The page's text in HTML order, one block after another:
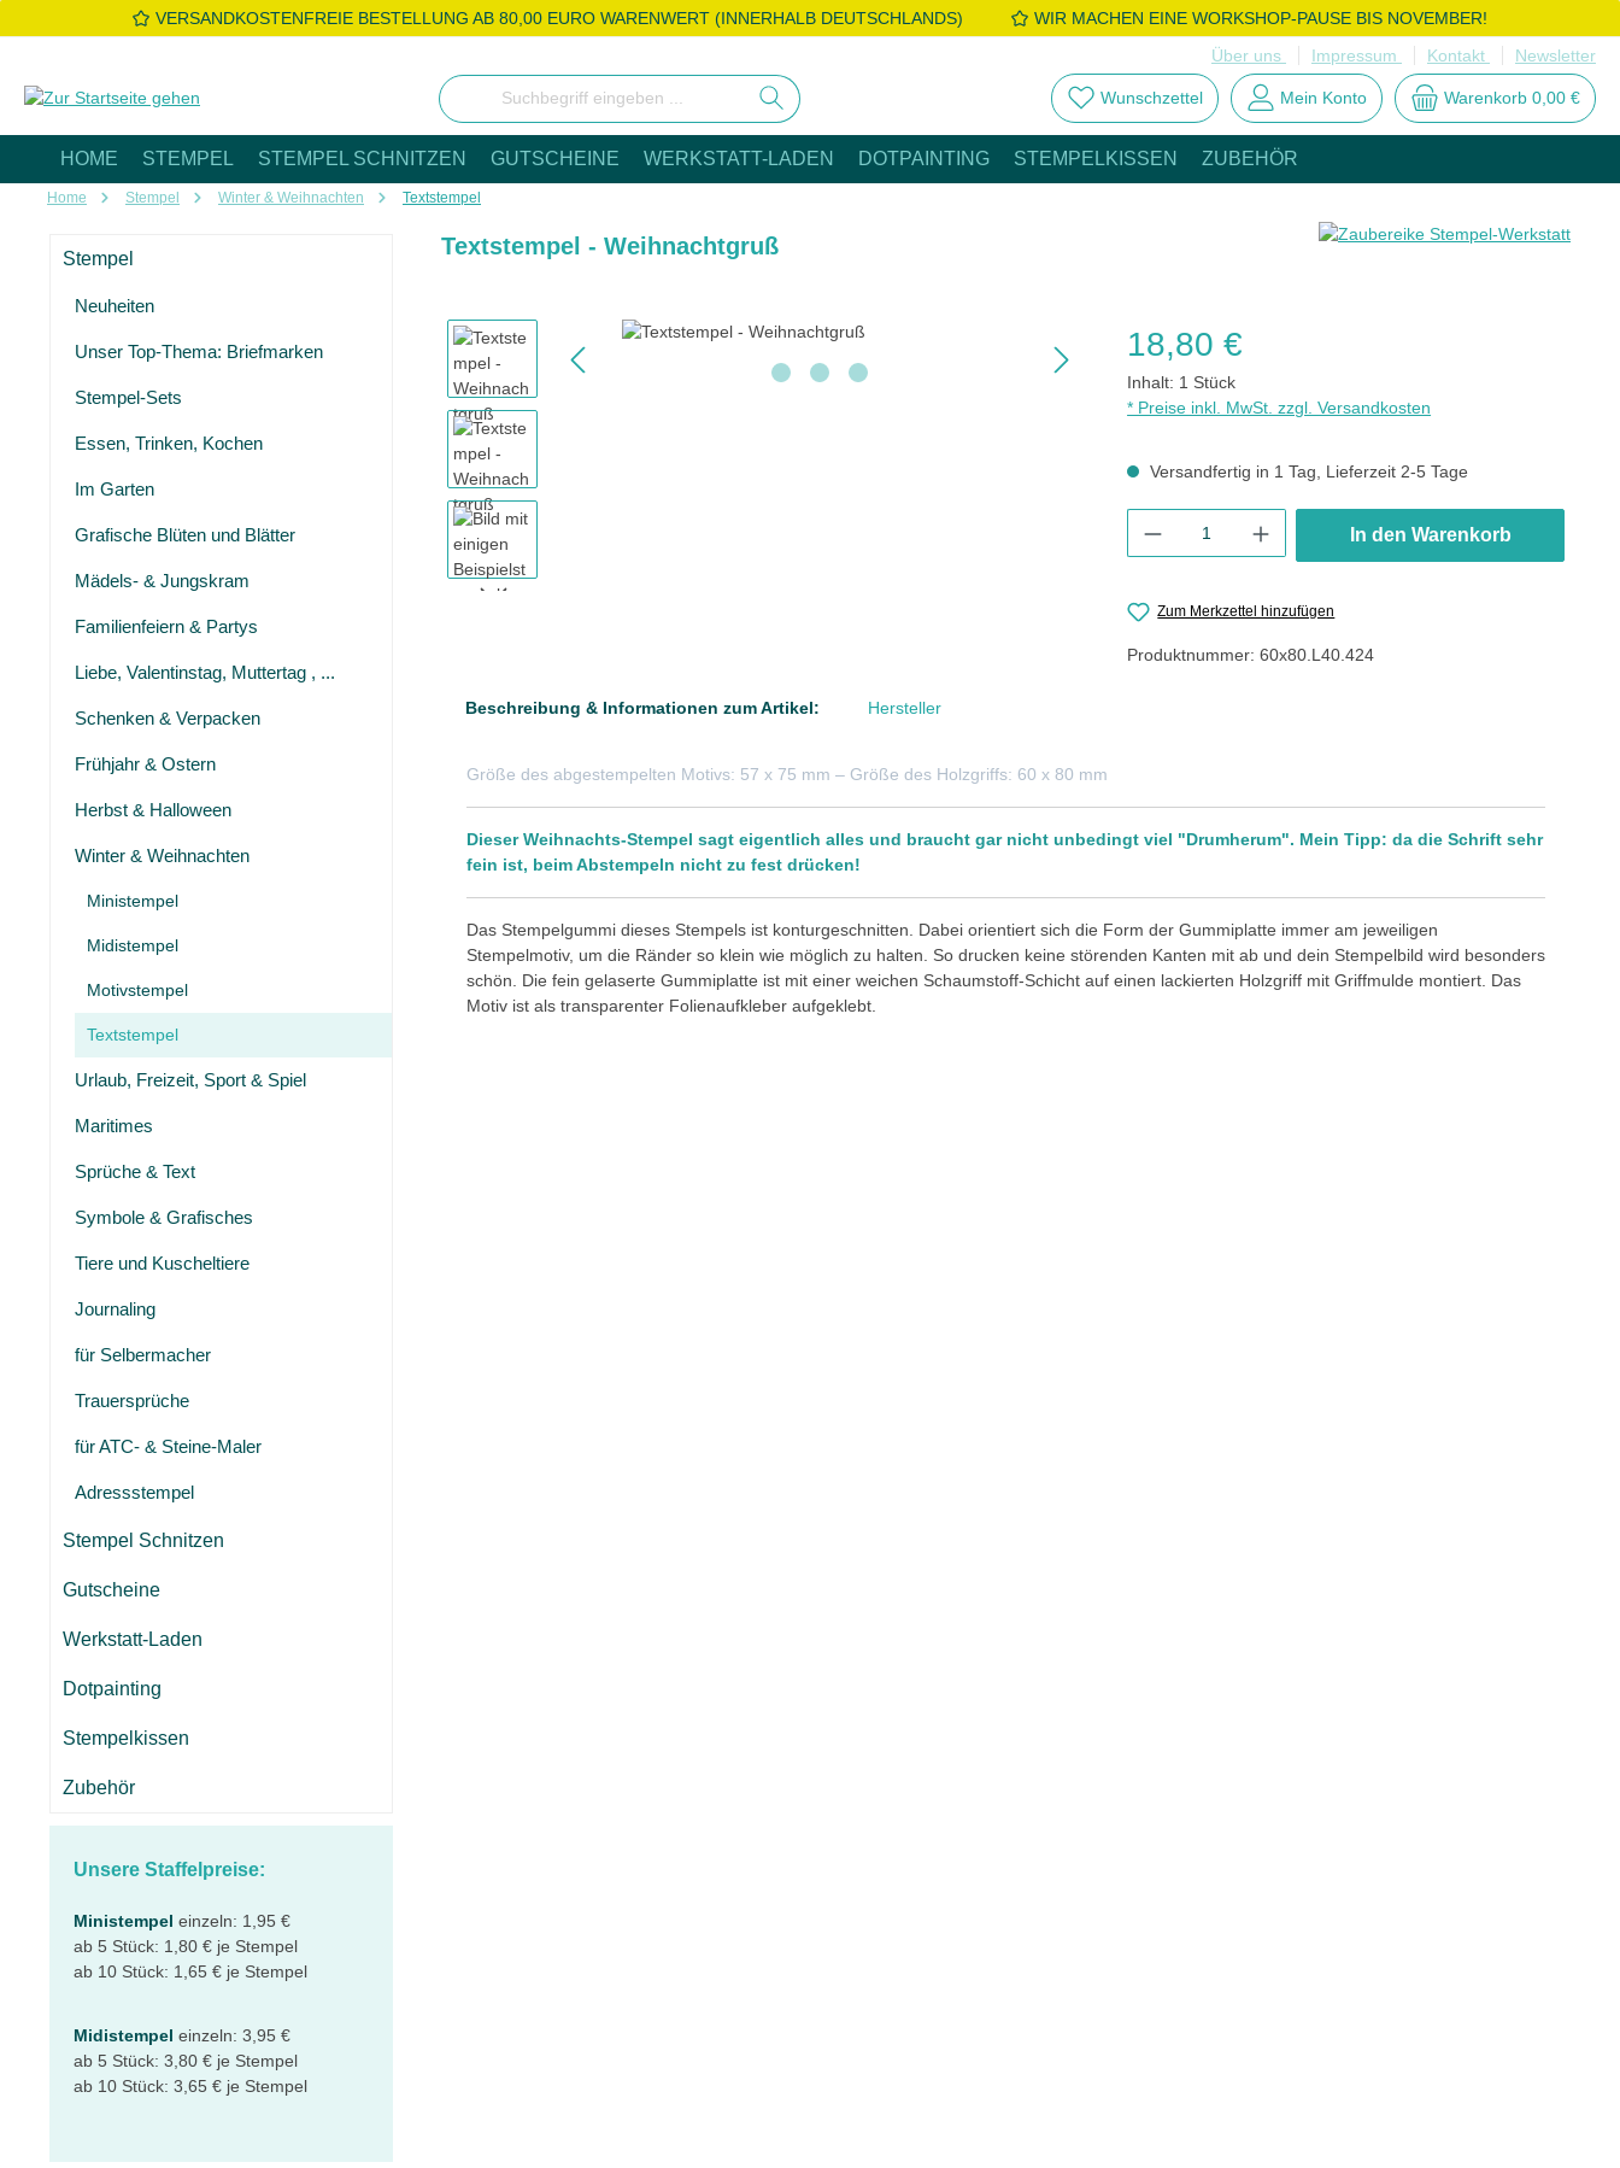
Hauptinhalt springen
Zur Suche springen
Zur Hauptnavigation springenVERSANDKOSTENFREIE BESTELLUNG AB 80,00 EURO WARENWERT (INNERHALB DEUTSCHLANDS)
WIR MACHEN EINE WORKSHOP-PAUSE BIS NOVEMBER!
Über uns
Impressum Kontakt Newsletter
Wunschzettel Mein Konto Warenkorb 0,00 €
HOME STEMPEL STEMPEL SCHNITZEN GUTSCHEINE WERKSTATT-LADEN DOTPAINTING STEMPELKISSEN ZUBEHÖR
Home Stempel Winter & Weihnachten Textstempel
Stempel
Neuheiten
Unser Top-Thema: Briefmarken
Stempel-Sets
Essen, Trinken, Kochen
Im Garten
Grafische Blüten und Blätter
Mädels- & Jungskram
Familienfeiern & Partys
Liebe, Valentinstag, Muttertag , ...
Schenken & Verpacken
Frühjahr & Ostern
Herbst & Halloween
Winter & Weihnachten
Ministempel
Midistempel
Motivstempel
Textstempel
Urlaub, Freizeit, Sport & Spiel
Maritimes
Sprüche & Text
Symbole & Grafisches
Tiere und Kuscheltiere
Journaling
für Selbermacher
Trauersprüche
für ATC- & Steine-Maler
Adressstempel
Stempel Schnitzen
Gutscheine
Werkstatt-Laden
Dotpainting
Stempelkissen
Zubehör
Unsere Staffelpreise:
Ministempel einzeln: 1,95 €
ab 5 Stück: 1,80 € je Stempel
ab 10 Stück: 1,65 € je Stempel
Midistempel einzeln: 3,95 €
ab 5 Stück: 3,80 € je Stempel
ab 10 Stück: 3,65 € je Stempel
Textstempel - Weihnachtgruß
Bildergalerie überspringen Regulärer Preis:
18,80 €
Inhalt: 1 Stück
* Preise inkl. MwSt. zzgl. Versandkosten
Versandfertig in 1 Tag, Lieferzeit 2-5 Tage
In den Warenkorb
Zum Merkzettel hinzufügen
Produktnummer:60x80.L40.424
Beschreibung & Informationen zum Artikel: Hersteller
Größe des abgestempelten Motivs: 57 x 75 mm – Größe des Holzgriffs: 60 x 80 mm
Dieser Weihnachts-Stempel sagt eigentlich alles und braucht gar nicht unbedingt viel "Drumherum". Mein Tipp: da die Schrift sehr
fein ist, beim Abstempeln nicht zu fest drücken!
Das Stempelgummi dieses Stempels ist konturgeschnitten. Dabei orientiert sich die Form der Gummiplatte immer am jeweiligen
Stempelmotiv, um die Ränder so klein wie möglich zu halten. So drucken keine störenden Kanten mit ab und dein Stempelbild wird besonders
schön. Die fein gelaserte Gummiplatte ist mit einer weichen Schaumstoff-Schicht auf einen lackierten Holzgriff mit Griffmulde montiert. Das
Motiv ist als transparenter Folienaufkleber aufgeklebt.